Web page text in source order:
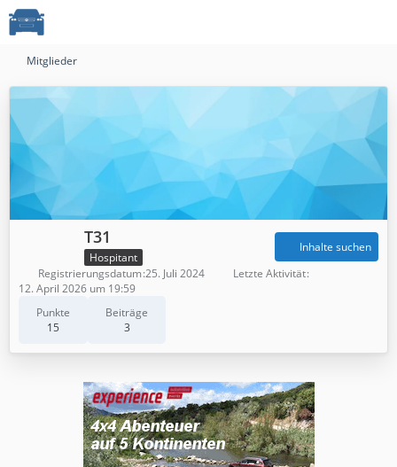
Mitglieder
T31
Hospitant
Punkte
15
Beiträge
3
Inhalte suchen
Registrierungsdatum 25. Juli 2024
Letzte Aktivität
12. April 2026 um 19:59